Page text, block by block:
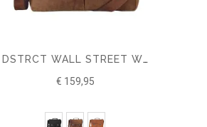
DSTRCT WALL STREET WORKINGBAG 15,6"
€ 159,95